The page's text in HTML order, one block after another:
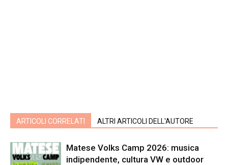
ARTICOLI CORRELATI ALTRI ARTICOLI DELL'AUTORE
Matese Volks Camp 2026: musica
indipendente, cultura VW e outdoor